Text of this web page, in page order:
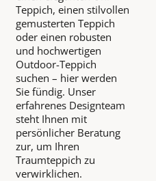
Teppich, einen stilvollen
gemusterten Teppich
oder einen robusten
und hochwertigen
Outdoor-Teppich
suchen – hier werden
Sie fündig. Unser
erfahrenes Designteam
steht Ihnen mit
persönlicher Beratung
zur, um Ihren
Traumteppich zu
verwirklichen.